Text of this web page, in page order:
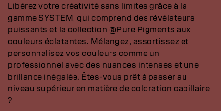
Libérez votre créativité sans limites grâce à la
gamme SYSTEM, qui comprend des révélateurs
puissants et la collection @Pure Pigments aux
couleurs éclatantes. Mélangez, assortissez et
personnalisez vos couleurs comme un
professionnel avec des nuances intenses et une
brillance inégalée. Êtes-vous prêt à passer au
niveau supérieur en matière de coloration capillaire
?